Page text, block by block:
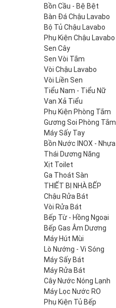
Bồn Cầu - Bệ Bệt
Bàn Đá Chậu Lavabo
Bộ Tủ Chậu Lavabo
Phụ Kiện Chậu Lavabo
Sen Cây
Sen Vòi Tắm
Vòi Chậu Lavabo
Vòi Liền Sen
Tiểu Nam - Tiểu Nữ
Van Xả Tiểu
Phụ Kiện Phòng Tắm
Gương Soi Phòng Tắm
Máy Sấy Tay
Bồn Nước INOX - Nhựa
Thái Dương Năng
Xịt Toilet
Ga Thoát Sàn
THIẾT BỊ NHÀ BẾP
Chậu Rửa Bát
Vòi Rửa Bát
Bếp Từ - Hồng Ngoại
Bếp Gas Âm Dương
Máy Hút Mùi
Lò Nướng - Vi Sóng
Máy Sấy Bát
Máy Rửa Bát
Cây Nước Nóng Lạnh
Máy Lọc Nước RO
Phụ Kiện Tủ Bếp